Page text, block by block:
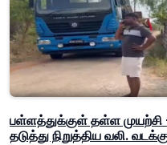
பள்ளத்துக்குள் தள்ள முயற்சி
தடுத்து நிறுத்திய வலி.